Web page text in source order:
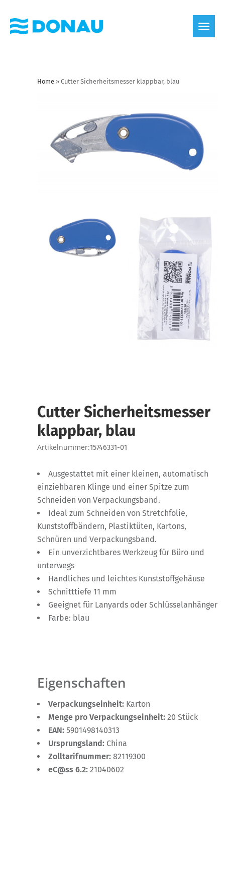
Home » Cutter Sicherheitsmesser klappbar, blau
Cutter Sicherheitsmesser
klappbar, blau
Artikelnummer:15746331-01
Ausgestattet mit einer kleinen, automatisch
einziehbaren Klinge und einer Spitze zum
Schneiden von Verpackungsband.
Ideal zum Schneiden von Stretchfolie,
Kunststoffbändern, Plastiktüten, Kartons,
Schnüren und Verpackungsband.
Ein unverzichtbares Werkzeug für Büro und
unterwegs
Handliches und leichtes Kunststoffgehäuse
Schnitttiefe 11 mm
Geeignet für Lanyards oder Schlüsselanhänger
Farbe: blau
Eigenschaften
Verpackungseinheit: Karton
Menge pro Verpackungseinheit: 20 Stück
EAN: 5901498140313
Ursprungsland: China
Zolltarifnummer: 82119300
eC@ss 6.2: 21040602